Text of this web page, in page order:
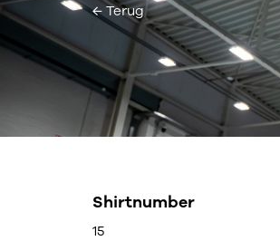
← Terug
Shirtnumber
15